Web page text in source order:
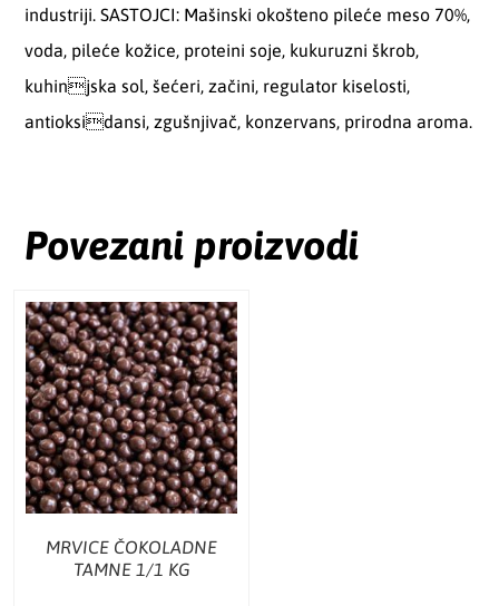
industriji. SASTOJCI: Mašinski okošteno pileće meso 70%,
voda, pileće kožice, proteini soje, kukuruzni škrob,
kuhinjska sol, šećeri, začini, regulator kiselosti,
antioksidansi, zgušnjivač, konzervans, prirodna aroma.
Povezani proizvodi
MRVICE ČOKOLADNE
TAMNE 1/1 KG